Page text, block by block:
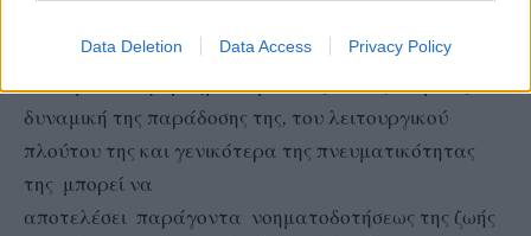
Data Deletion Data Access Privacy Policy
τάσεις» λόγο της Παγκοσμιοποίησης, εντούτοις
θέτουμε τον προβληματισμό αν η Εκκλησία με τη
δυναμική της παράδοσης της, του λειτουργικού
πλούτου της και γενικότερα της πνευματικότητας
της μπορεί να
αποτελέσει παράγοντα νοηματοδοτήσεως της ζωής